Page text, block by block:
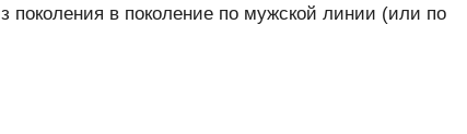
в поколение по мужской линии (или по